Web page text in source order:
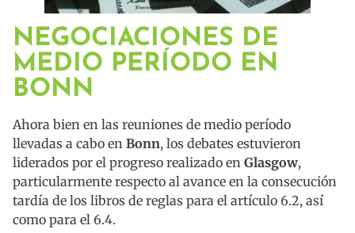
NEGOCIACIONES DE
MEDIO PERÍODO EN
BONN
Ahora bien en las reuniones de medio período
llevadas a cabo en Bonn, los debates estuvieron
liderados por el progreso realizado en Glasgow,
particularmente respecto al avance en la consecución
tardía de los libros de reglas para el artículo 6.2, así
como para el 6.4.